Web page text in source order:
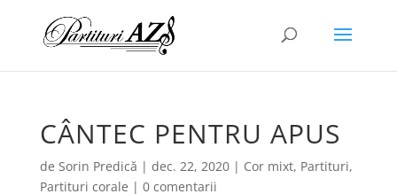
CÂNTEC PENTRU APUS
de Sorin Predică | dec. 22, 2020| Cor mixt, Partituri,
Partituri corale | 0 comentarii